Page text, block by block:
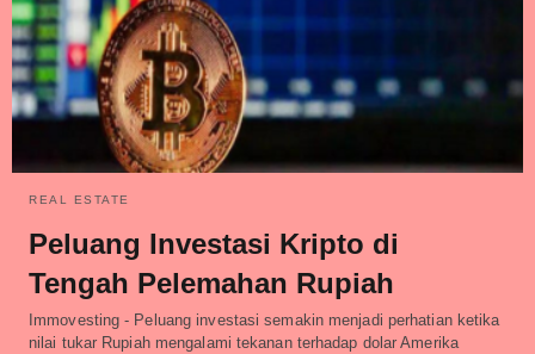
REAL ESTATE
Peluang Investasi Kripto di
Tengah Pelemahan Rupiah
Immovesting - Peluang investasi semakin menjadi perhatian ketika
nilai tukar Rupiah mengalami tekanan terhadap dolar Amerika